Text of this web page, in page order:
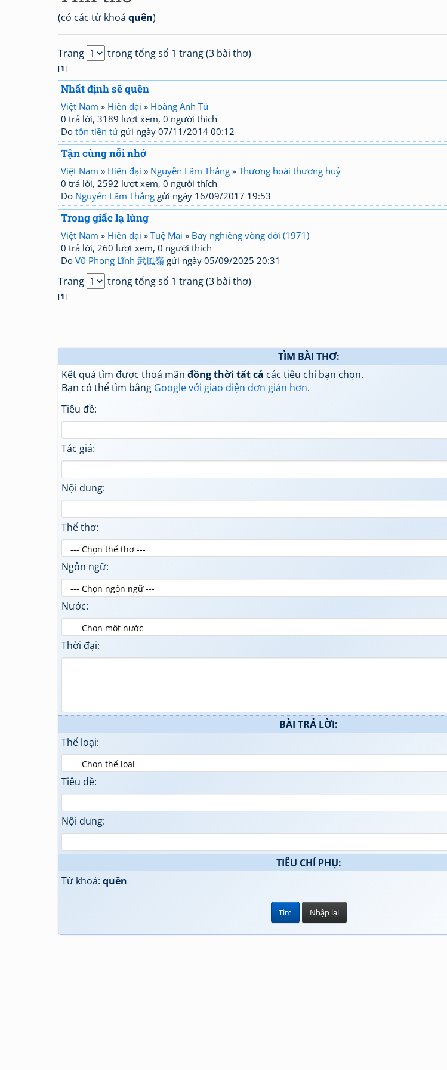
(có các từ khoá quên)
Trang trong tổng số 1 trang (3 bài thơ)
[1]
Nhất định sẽ quên
Việt Nam » Hiện đại » Hoàng Anh Tú
0 trả lời, 3189 lượt xem, 0 người thích
Do tôn tiền tửgửi ngày 07/11/2014 00:12
Tận cùng nỗi nhớ
Việt Nam » Hiện đại » Nguyễn Lãm Thắng » Thương hoài thương huỷ
0 trả lời, 2592 lượt xem, 0 người thích
Do Nguyễn Lãm Thắng gửi ngày 16/09/2017 19:53
Trong giấc lạ lùng
Việt Nam » Hiện đại » Tuệ Mai » Bay nghiêng vòng đời (1971)
0 trả lời, 260 lượt xem, 0 người thích
Do Vũ Phong Lĩnh 武風嶺 gửi ngày 05/09/2025 20:31
Trang trong tổng số 1 trang (3 bài thơ)
[1]
TÌM BÀI THƠ:
Kết quả tìm được thoả mãn đồng thời tất cả các tiêu chí bạn chọn.
Bạn có thể tìm bằng Google với giao diện đơn giản hơn.
Tiêu đề:
Tác giả:
Nội dung:
Thể thơ:
Ngôn ngữ:
Nước:
Thời đại:
BÀI TRẢ LỜI:
Thể loại:
Tiêu đề:
Nội dung:
TIÊU CHÍ PHỤ:
Từ khoá: quên